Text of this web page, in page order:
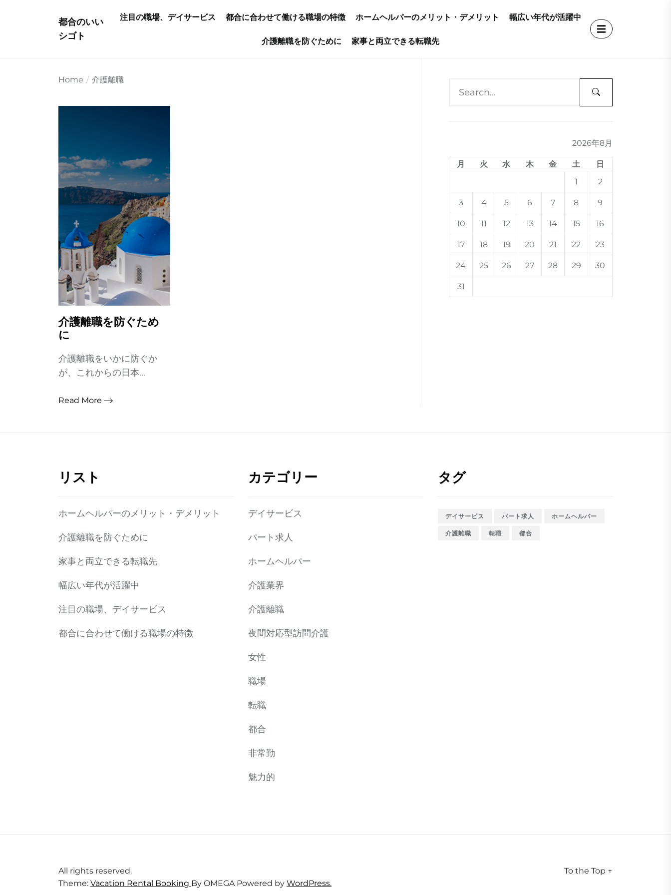
都合のいい
シゴト
注目の職場、デイサービス 都合に合わせて働ける職場の特徴 ホームヘルパーのメリット・デメリット 幅広い年代が活躍中
介護離職を防ぐために 家事と両立できる転職先
Home 介護離職
介護離職を防ぐため
に
介護離職をいかに防ぐか
が、これからの日本...
Read More
2026年8月
月 火 水 木 金 土
日
1
2
3 4 5 6 7 8 9
10 11 12 13 14 15 16
17 18 19 20 21 22 23
24 25 26 27 28 29 30
31
リスト
ホームヘルパーのメリット・デメリット
介護離職を防ぐために
家事と両立できる転職先
幅広い年代が活躍中
注目の職場、デイサービス
都合に合わせて働ける職場の特徴
カテゴリー
デイサービス
パート求人
ホームヘルパー
介護業界
介護離職
夜間対応型訪問介護
女性
職場
転職
都合
非常勤
魅力的
タグ
デイサービス パート求人 ホームヘルパー
介護離職 転職 都合
All rights reserved.
Theme: Vacation Rental Booking By OMEGA Powered by WordPress.
To the Top ↑